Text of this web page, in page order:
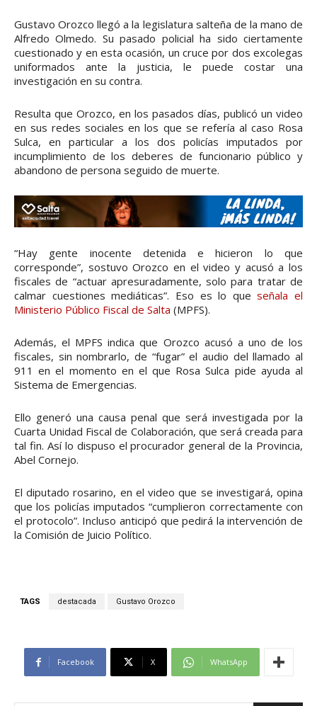
Gustavo Orozco llegó a la legislatura salteña de la mano de
Alfredo Olmedo. Su pasado policial ha sido ciertamente
cuestionado y en esta ocasión, un cruce por dos excolegas
uniformados ante la justicia, le puede costar una
investigación en su contra.
Resulta que Orozco, en los pasados días, publicó un video
en sus redes sociales en los que se refería al caso Rosa
Sulca, en particular a los dos policías imputados por
incumplimiento de los deberes de funcionario público y
abandono de persona seguido de muerte.
“Hay gente inocente detenida e hicieron lo que
corresponde”, sostuvo Orozco en el video y acusó a los
fiscales de “actuar apresuradamente, solo para tratar de
calmar cuestiones mediáticas”. Eso es lo queseñala el
Ministerio Público Fiscal de Salta (MPFS).
Además, el MPFS indica que Orozco acusó a uno de los
fiscales, sin nombrarlo, de “fugar” el audio del llamado al
911 en el momento en el que Rosa Sulca pide ayuda al
Sistema de Emergencias.
Ello generó una causa penal que será investigada por la
Cuarta Unidad Fiscal de Colaboración, que será creada para
tal fin. Así lo dispuso el procurador general de la Provincia,
Abel Cornejo.
El diputado rosarino, en el video que se investigará, opina
que los policías imputados “cumplieron correctamente con
el protocolo”. Incluso anticipó que pedirá la intervención de
la Comisión de Juicio Político.
TAGS destacada Gustavo Orozco
Facebook X WhatsApp